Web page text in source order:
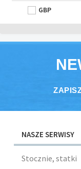
GBP
NASZE SERWISY
Stocznie, statki